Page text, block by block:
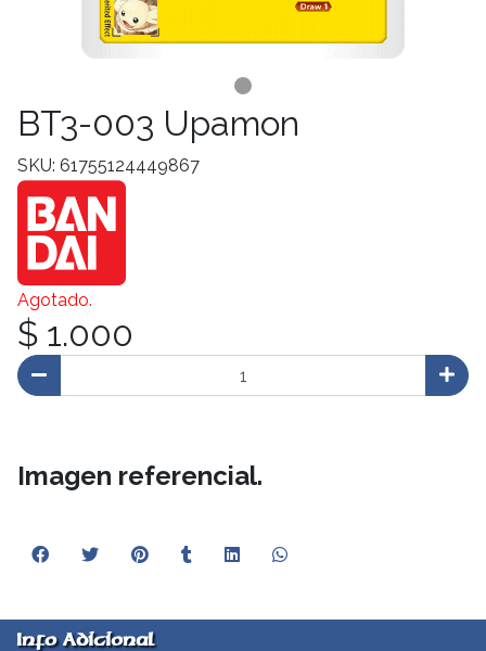
BT3-003 Upamon
SKU: 61755124449867
Agotado.
$ 1.000
Imagen referencial.
Info Adicional